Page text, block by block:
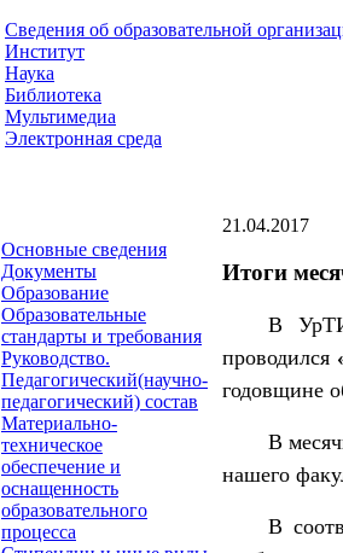
Сведения об образовательной
Институт
Наука
Библиотека
Мультимедиа
Электронная среда
Основные сведения
Документы
Образование
Образовательные
стандарты и требования
Руководство.
Педагогический(научно-
педагогический) состав
Материально-
техническое
обеспечение и
оснащенность
образовательного
процесса
21.04.2017
Итоги
В
проводился
годовщине
В
нашего
В